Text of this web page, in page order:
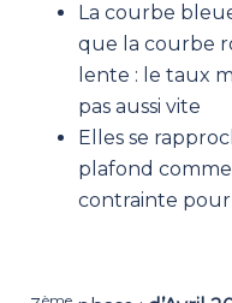
La courbe
que la courbe
lente : le taux
pas aussi vite
Elles se
plafond
contrainte